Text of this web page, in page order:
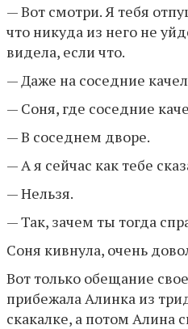
— Вот смотри. Я тебя
что никуда из него не
видела, если что.
— Даже на соседние
— Соня, где соседние
— В соседнем дворе.
— А я сейчас как тебе
— Нельзя.
— Так, зачем ты тогда
Соня кивнула, очень
Вот только обещание
прибежала Алинка из
скакалке, а потом Алина